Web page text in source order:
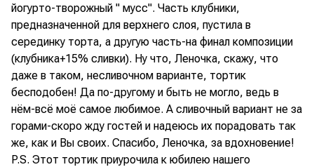
йогурто-творожный " мусс". Часть клубники,
предназначенной для верхнего слоя, пустила в
серединку торта, а другую часть-на финал композиции
(клубника+15% сливки). Ну что, Леночка, скажу, что
даже в таком, несливочном варианте, тортик
бесподобен! Да по-другому и быть не могло, ведь в
нём-всё моё самое любимое. А сливочный вариант не за
горами-скоро жду гостей и надеюсь их порадовать так
же, как и Вы своих. Спасибо, Леночка, за вдохновение!
P.S. Этот тортик приурочила к юбилею нашего